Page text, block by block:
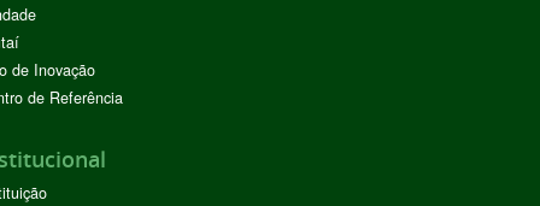
de Inovação
de Referência